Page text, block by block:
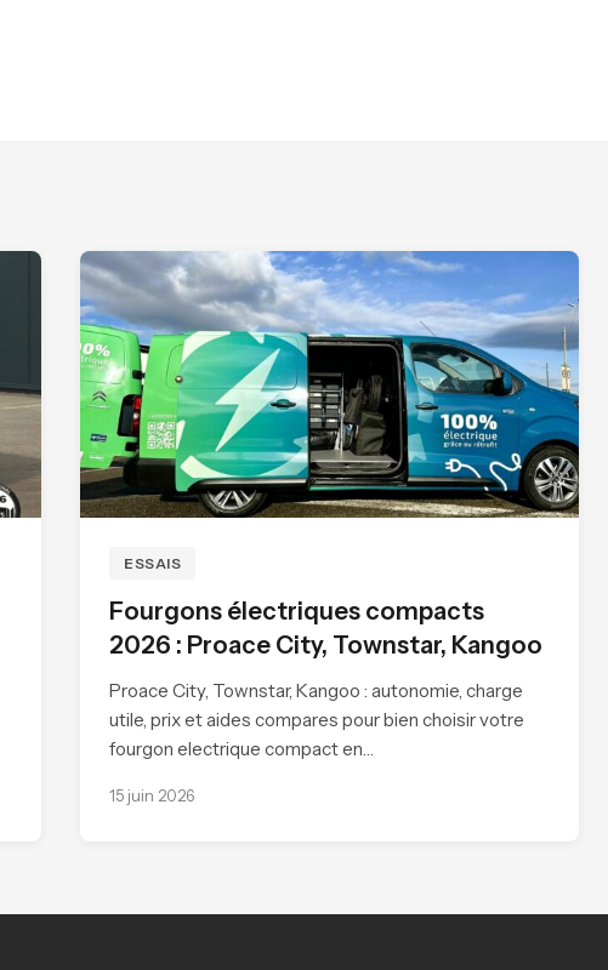
ESSAIS
Fourgons électriques compacts
2026 : Proace City, Townstar, Kangoo
Proace City, Townstar, Kangoo : autonomie, charge
utile, prix et aides compares pour bien choisir votre
fourgon electrique compact en…
15 juin 2026